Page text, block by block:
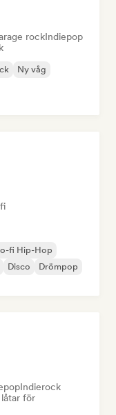
rockIndiepop
Ny våg
fi Hip-Hop
Disco
Drömpop
Indierock
för